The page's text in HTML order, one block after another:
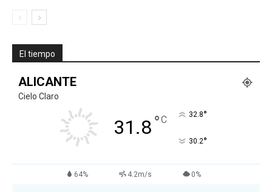
El tiempo
ALICANTE
Cielo Claro
31.8°C 32.8°
30.2°
64% 4.2m/s 0%